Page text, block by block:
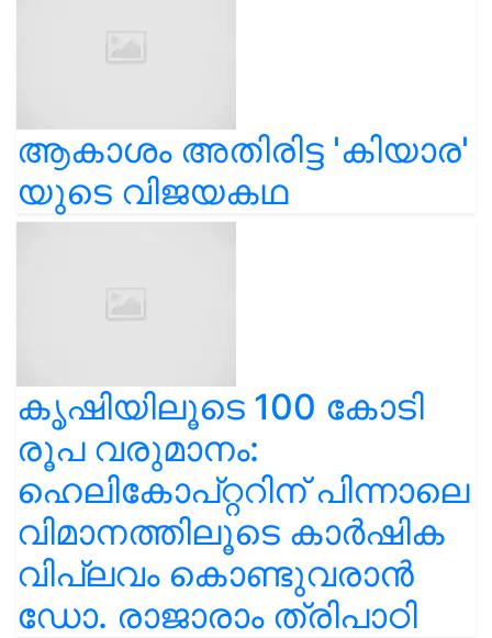
ആകാശം അതിരിട്ട 'കിയാര'
യുടെ വിജയകഥ
കൃഷിയിലൂടെ 100 കോടി
രൂപ വരുമാനം:
ഹെലികോപ്റ്ററിന് പിന്നാലെ
വിമാനത്തിലൂടെ കാർഷിക
വിപ്ലവം കൊണ്ടുവരാൻ
ഡോ. രാജാരാം ത്രിപാഠി